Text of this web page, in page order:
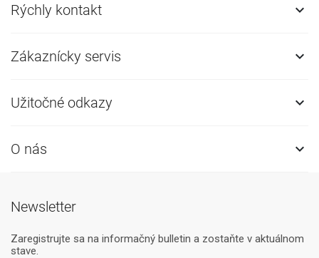
Rýchly kontakt 
Zákaznícky servis 
Užitočné odkazy 
O nás 
Newsletter
Zaregistrujte sa na informačný bulletin a zostaňte v aktuálnom
stave.